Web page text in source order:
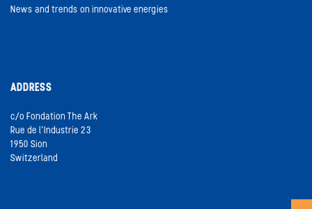
News and trends on innovative energies
ADDRESS
c/o Fondation The Ark
Rue de l’Industrie 23
1950 Sion
Switzerland